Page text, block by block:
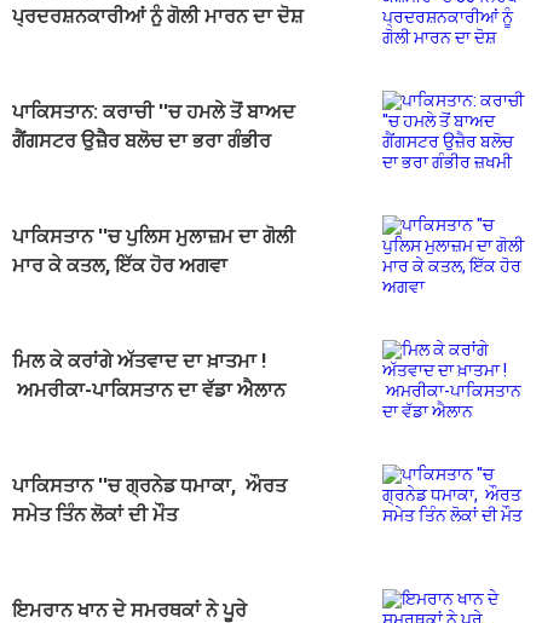
ਪ੍ਰਦਰਸ਼ਨਕਾਰੀਆਂ ਨੂੰ ਗੋਲੀ ਮਾਰਨ ਦਾ ਦੋਸ਼
ਪਾਕਿਸਤਾਨ: ਕਰਾਚੀ ''ਚ ਹਮਲੇ ਤੋਂ ਬਾਅਦ
ਗੈਂਗਸਟਰ ਉਜ਼ੈਰ ਬਲੋਚ ਦਾ ਭਰਾ ਗੰਭੀਰ
ਪਾਕਿਸਤਾਨ ''ਚ ਪੁਲਿਸ ਮੁਲਾਜ਼ਮ ਦਾ ਗੋਲੀ
ਮਾਰ ਕੇ ਕਤਲ, ਇੱਕ ਹੋਰ ਅਗਵਾ
ਮਿਲ ਕੇ ਕਰਾਂਗੇ ਅੱਤਵਾਦ ਦਾ ਖ਼ਾਤਮਾ !
ਅਮਰੀਕਾ-ਪਾਕਿਸਤਾਨ ਦਾ ਵੱਡਾ ਐਲਾਨ
ਪਾਕਿਸਤਾਨ ''ਚ ਗ੍ਰਨੇਡ ਧਮਾਕਾ, ਔਰਤ
ਸਮੇਤ ਤਿੰਨ ਲੋਕਾਂ ਦੀ ਮੌਤ
ਇਮਰਾਨ ਖਾਨ ਦੇ ਸਮਰਥਕਾਂ ਨੇ ਪੂਰੇ